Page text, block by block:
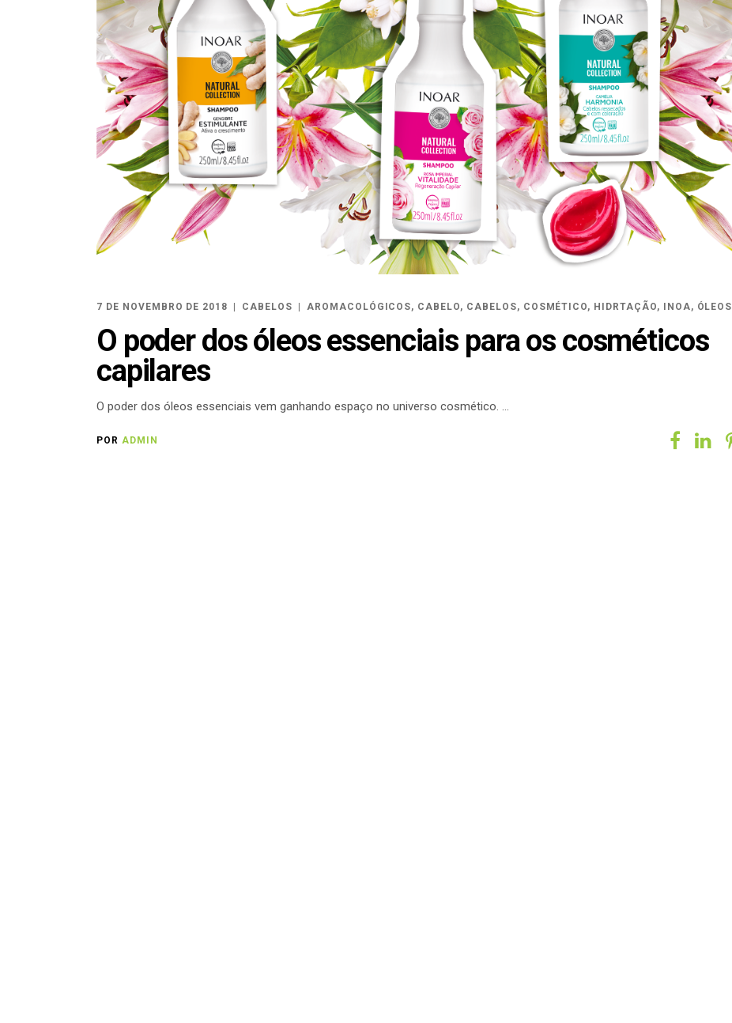
7 DE NOVEMBRO DE 2018 CABELOS AROMACOLÓGICOS, CABELO, CABELOS, COSMÉTICO, HIDRTAÇÃO, INOA, ÓLEOS
O poder dos óleos essenciais para os cosméticos
capilares
O poder dos óleos essenciais vem ganhando espaço no universo cosmético.
POR ADMIN